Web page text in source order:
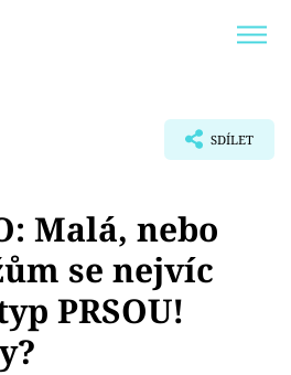
SDÍLET
Malá, nebo
se nejvíc
PRSOU!